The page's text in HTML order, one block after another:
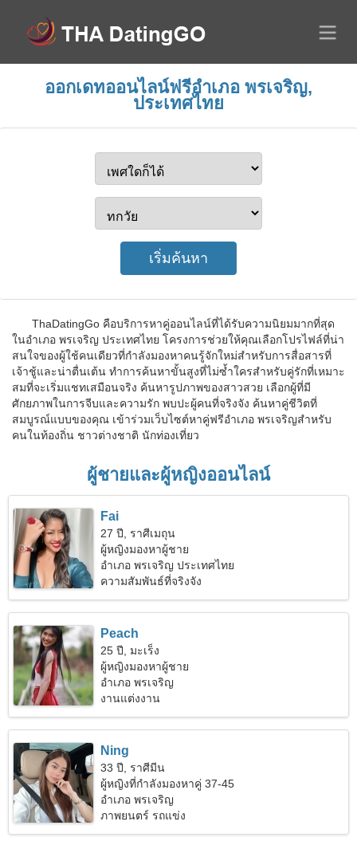
ออกเดทออนไลน์ฟรีอำเภอ พรเจริญ,
ประเทศไทย
ThaDatingGo คือบริการหาคู่ออนไลน์ที่ได้รับความนิยมมากที่สุด
ในอำเภอ พรเจริญ ประเทศไทย โครงการช่วยให้คุณเลือกโปรไฟล์ที่น่า
สนใจของผู้ใช้คนเดียวที่กำลังมองหาคนรู้จักใหม่สำหรับการสื่อสารที่
เจ้าชู้และน่าตื่นเต้น ทำการค้นหาขั้นสูงที่ไม่ซ้ำใครสำหรับคู่รักที่เหมาะ
สมที่จะเริ่มแชทเสมือนจริง ค้นหารูปภาพของสาวสวย เลือกผู้ที่มี
ศักยภาพในการจีบและความรัก พบปะผู้คนที่จริงจัง ค้นหาคู่ชีวิตที่
สมบูรณ์แบบของคุณ เข้าร่วมเว็บไซต์หาคู่ฟรีอำเภอ พรเจริญสำหรับ
คนในท้องถิ่น ชาวต่างชาติ นักท่องเที่ยว
ผู้ชายและผู้หญิงออนไลน์
Fai
27 ปี, ราศีเมถุน
ผู้หญิงมองหาผู้ชาย
อำเภอ พรเจริญ ประเทศไทย
ความสัมพันธ์ที่จริงจัง
Peach
25 ปี, มะเร็ง
ผู้หญิงมองหาผู้ชาย
อำเภอ พรเจริญ
งานแต่งงาน
Ning
33 ปี, ราศีมีน
ผู้หญิงที่กำลังมองหาคู่ 37-45
อำเภอ พรเจริญ
ภาพยนตร์ รถแข่ง